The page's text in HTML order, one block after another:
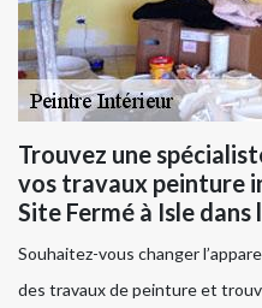
Trouvez une
vos travaux peinture
Site Fermé à Isle dans
Souhaitez-vous changer
des travaux de peinture et